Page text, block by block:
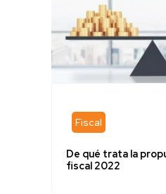
Fiscal
De qué trata la
fiscal 2022